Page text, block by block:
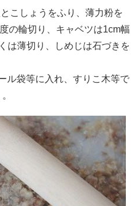
こしょうをふり、薄力粉を
の輪切り、キャベツは1cm幅
は薄切り、しめじは石づきを
ル袋等に入れ、すりこ木等で